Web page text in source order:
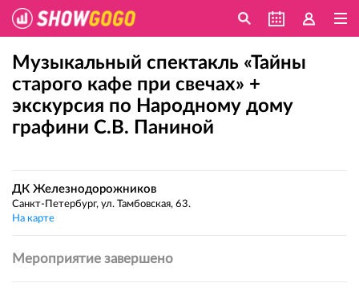
Музыкальный спектакль «Тайны
старого кафе при свечах» +
экскурсия по Народному дому
графини С.В. Паниной
ДК Железнодорожников
Санкт-Петербург, ул. Тамбовская, 63.
На карте
Мероприятие завершено